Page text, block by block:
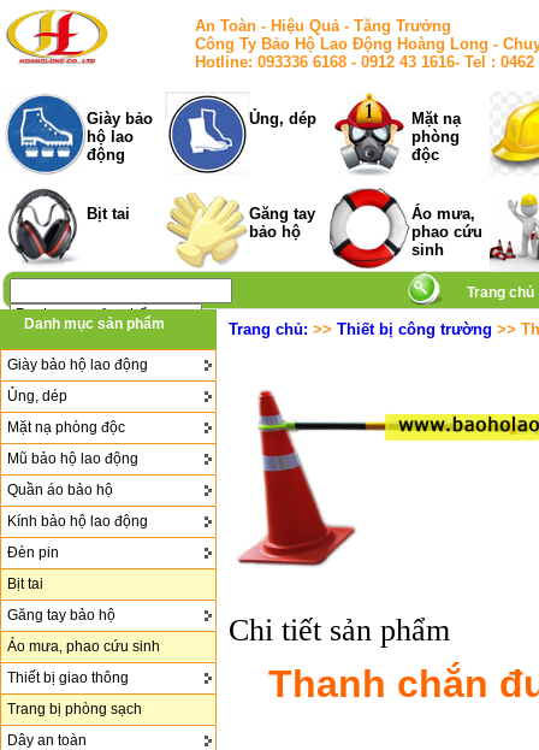
An Toàn - Hiệu Quả - Tăng Trưởng
Công Ty Bảo Hộ Lao Động Hoàng Long -
Hotline: 093336 6168 - 0912 43 1616- Tel :
Giày bảo
hộ lao
động
Ủng, dép
Mặt nạ
phòng
độc
Bịt tai
Găng tay
bảo hộ
Áo mưa,
phao cứu
sinh
Trang chủ
Danh mục sản phẩm
Giày bảo hộ lao động
Ủng, dép
Mặt nạ phòng độc
Mũ bảo hộ lao động
Quần áo bảo hộ
Kính bảo hộ lao động
Đèn pin
Bịt tai
Găng tay bảo hộ
Áo mưa, phao cứu sinh
Thiết bị giao thông
Trang bị phòng sạch
Dây an toàn
Trang chủ: >> Thiết bị công trường >>
Chi tiết sản phẩm
Thanh chắn